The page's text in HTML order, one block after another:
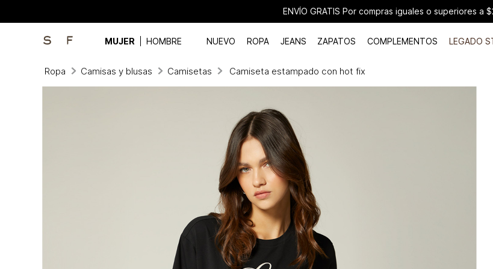
ENVÍO GRATIS Por compras iguales o superiores a
MUJER HOMBRE NUEVO ROPA JEANS ZAPATOS COMPLEMENTOS LEGADO
Ropa Camisas y blusas Camisetas Camiseta estampado con hot fix